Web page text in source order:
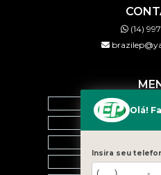
(14)
Olá!
Insira seu